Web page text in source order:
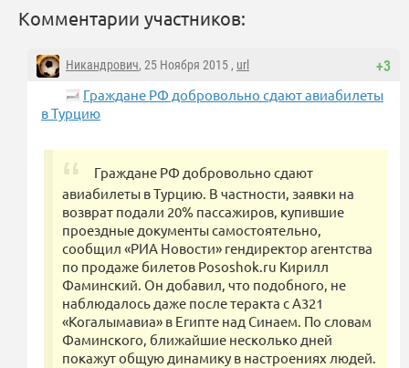
Комментарии участников:
+3
Никандрович, 25 Ноября 2015 , url
Граждане РФ добровольно сдают авиабилеты
в Турцию
Граждане РФ добровольно сдают
авиабилеты в Турцию. В частности, заявки на
возврат подали 20% пассажиров, купившие
проездные документы самостоятельно,
сообщил «РИА Новости» гендиректор агентства
по продаже билетов Pososhok.ru Кирилл
Фаминский. Он добавил, что подобного, не
наблюдалось даже после теракта с A321
«Когалымавиа» в Египте над Синаем. По словам
Фаминского, ближайшие несколько дней
покажут общую динамику в настроениях людей.